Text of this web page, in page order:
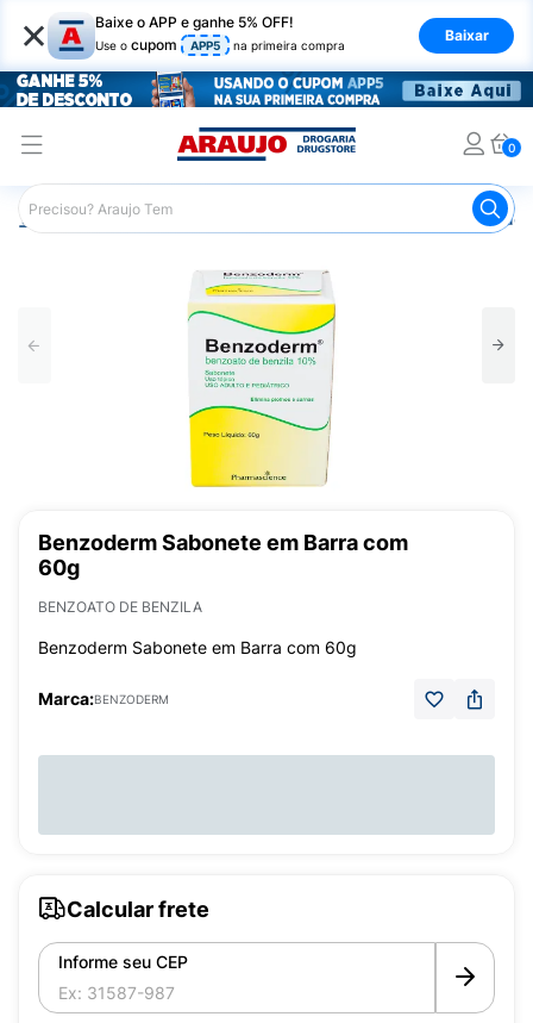
× Baixe o APP e ganhe 5% OFF!
Use o cupom APP5 na primeira compra
Baixar
0
Araujo Medicamentos
Benzoderm Sabonete em Barra com
60g
BENZOATO DE BENZILA
Benzoderm Sabonete em Barra com 60g
Marca:BENZODERM
Calcular frete
Informe seu CEP